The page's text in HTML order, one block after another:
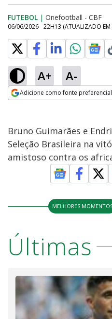
FUTEBOL | Onefootball - CBF
06/06/2026 - 22H13 (ATUALIZADO EM
A+ A-
Adicione como fonte
Bruno Guimarães e
Seleção Brasileira na
amistoso contra os
MELHORES
Últimas